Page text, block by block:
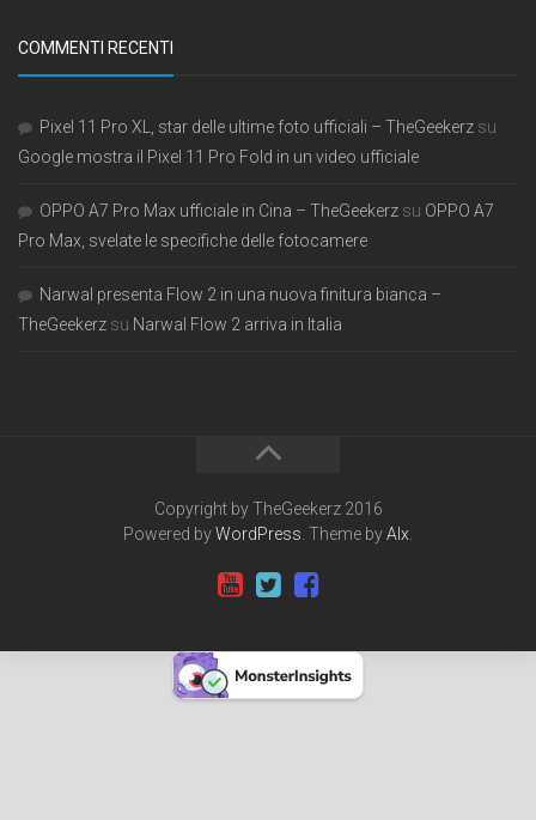
COMMENTI RECENTI
Pixel 11 Pro XL, star delle ultime foto ufficiali – TheGeekerz su
Google mostra il Pixel 11 Pro Fold in un video ufficiale
OPPO A7 Pro Max ufficiale in Cina – TheGeekerz su OPPO A7
Pro Max, svelate le specifiche delle fotocamere
Narwal presenta Flow 2 in una nuova finitura bianca –
TheGeekerz su Narwal Flow 2 arriva in Italia
Copyright by TheGeekerz 2016
Powered byWordPress . Theme byAlx